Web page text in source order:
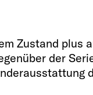
Zustand plus
der
230 V